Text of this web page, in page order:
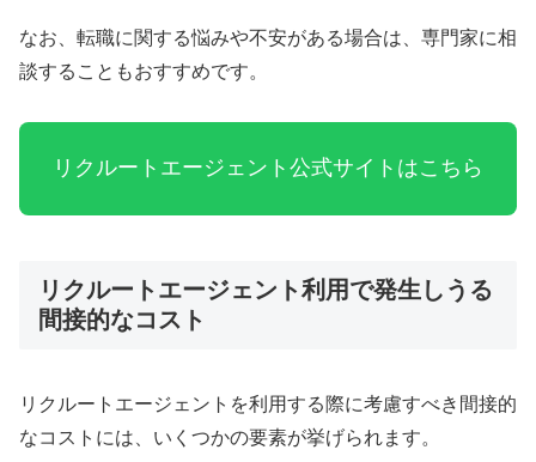
なお、転職に関する悩みや不安がある場合は、専門家に相
談することもおすすめです。
リクルートエージェント公式サイトはこちら
リクルートエージェント利用で発生しうる
間接的なコスト
リクルートエージェントを利用する際に考慮すべき間接的
なコストには、いくつかの要素が挙げられます。